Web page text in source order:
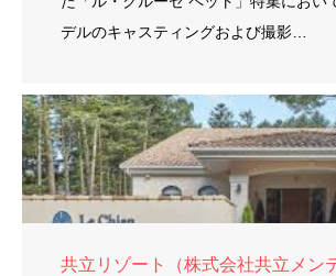
デルのキャスティングおよび撮影…
共立リゾート（株式会社共立メン